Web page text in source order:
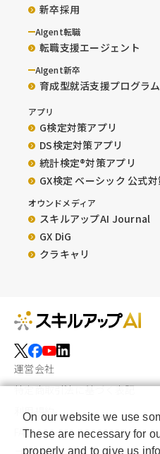
新卒採用
AIgent転職
転職支援エージェント
AIgent新卒
育成型就活支援プログラム
アプリ
G検定対策アプリ
DS検定対策アプリ
統計検定®︎対策アプリ
GX検定 ベーシック 公式
オウンドメディア
スキルアップAI Journal
GX DiG
クラキャリ
運営会社
特定商取引法に基づく表記
利用規約
FAQ
On our website we use
These are necessary for
properly and to give us